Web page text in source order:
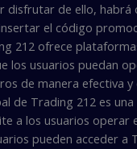
disfrutar de ello, habrá
el código
212 ofrece
los usuarios puedan
de manera efectiva y
de Trading 212 es
a los usuarios operar
pueden acceder a